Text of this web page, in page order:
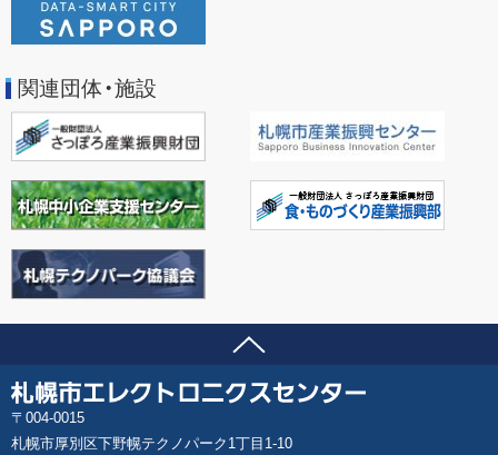
関連団体・施設
ページの先頭へ
問い合わせ先
郵
便
004-0015
札幌市厚別区下野幌テクノパーク1丁目1-10